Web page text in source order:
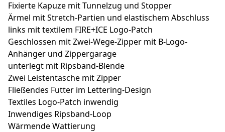
Fixierte Kapuze mit Tunnelzug und Stopper
Ärmel mit Stretch-Partien und elastischem Abschluss
links mit textilem FIRE+ICE Logo-Patch
Geschlossen mit Zwei-Wege-Zipper mit B-Logo-
Anhänger und Zippergarage
unterlegt mit Ripsband-Blende
Zwei Leistentasche mit Zipper
Fließendes Futter im Lettering-Design
Textiles Logo-Patch inwendig
Inwendiges Ripsband-Loop
Wärmende Wattierung